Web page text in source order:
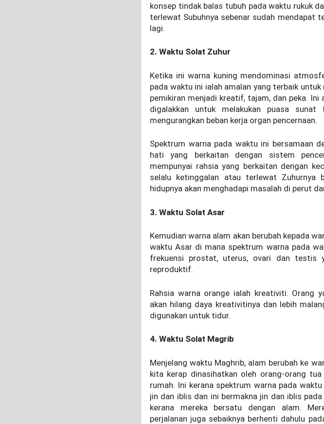
konsep tindak balas tubuh pada waktu rukuk
terlewat Subuhnya sebenar sudah mendapat
lagi.
2. Waktu Solat Zuhur
Ketika ini warna kuning mendominasi
pada waktu ini ialah amalan yang terbaik
pemikiran menjadi kreatif, tajam, dan peka. Ini
digalakkan untuk melakukan puasa
mengurangkan beban kerja organ pencernaan.
Spektrum warna pada waktu ini bersamaan
hati yang berkaitan dengan sistem
mempunyai rahsia yang berkaitan dengan
selalu ketinggalan atau terlewat Zuhurnya
hidupnya akan menghadapi masalah di perut
3. Waktu Solat Asar
Kemudian warna alam akan berubah kepada
waktu Asar di mana spektrum warna pada
frekuensi prostat, uterus, ovari dan testis
reproduktif.
Rahsia warna orange ialah kreativiti. Orang
akan hilang daya kreativitinya dan lebih
digunakan untuk tidur.
4. Waktu Solat Magrib
Menjelang waktu Maghrib, alam berubah ke
kita kerap dinasihatkan oleh orang-orang
rumah. Ini kerana spektrum warna pada
jin dan iblis dan ini bermakna jin dan iblis
kerana mereka bersatu dengan alam.
perjalanan juga sebaiknya berhenti dahulu